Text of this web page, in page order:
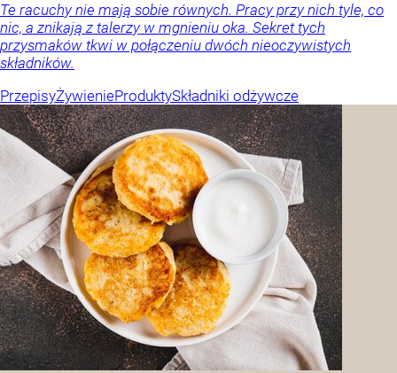
Te racuchy nie mają sobie równych. Pracy przy nich tyle, co
nic, a znikają z talerzy w mgnieniu oka. Sekret tych
przysmaków tkwi w połączeniu dwóch nieoczywistych
składników.
PrzepisyŻywienieProduktySkładniki odżywcze